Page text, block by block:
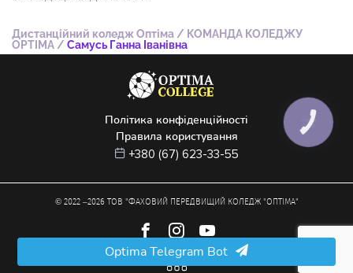
Дистанційний коледж Оптіма / КОМАНДА КОЛЕДЖУ
OPTIMA / Самусь Ганна Іванівна
Політика конфіденційності
Правила користування
+380 (67) 623-33-55
© 2022 –2026 ТОВ "ФАХОВИЙ ПЕРЕДВИЩИЙ КОЛЕДЖ "ОПТІМА"
Optima Telegram Bot
КНОПКА
ЗВ'ЯЗКУ